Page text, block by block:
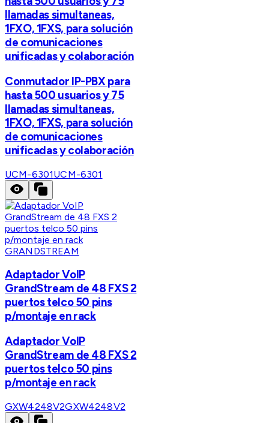
llamadas simultaneas,
1FXO, 1FXS, para solución
de comunicaciones
unificadas y colaboración
Conmutador IP-PBX para
hasta 500 usuarios y 75
llamadas simultaneas,
1FXO, 1FXS, para solución
de comunicaciones
unificadas y colaboración
UCM-6301UCM-6301
GRANDSTREAM
Adaptador VoIP
GrandStream de 48 FXS 2
puertos telco 50 pins
p/montaje en rack
Adaptador VoIP
GrandStream de 48 FXS 2
puertos telco 50 pins
p/montaje en rack
GXW4248V2GXW4248V2